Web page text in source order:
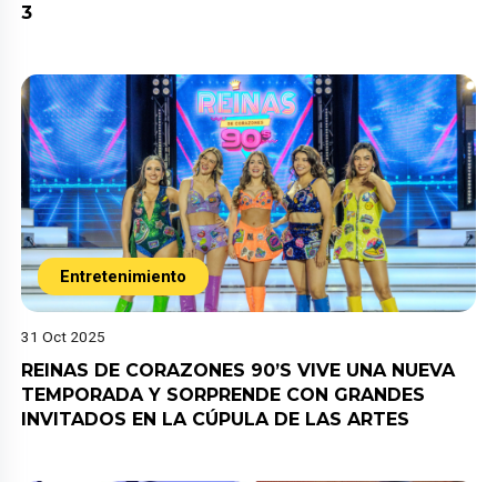
3
Entretenimiento
31 Oct 2025
REINAS DE CORAZONES 90’S VIVE UNA NUEVA
TEMPORADA Y SORPRENDE CON GRANDES
INVITADOS EN LA CÚPULA DE LAS ARTES